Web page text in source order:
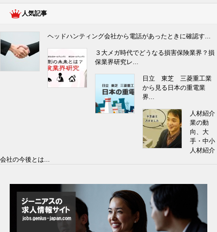
人気記事
ヘッドハンティング会社から電話があったときに確認す...
３大メガ時代でどうなる損害保険業界？損
保業界研究レ...
日立 東芝 三菱重工業
から見る日本の重電業
界...
人材紹介
業の動
向、大
手・中小
人材紹介
会社の今後とは...